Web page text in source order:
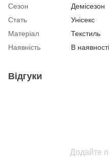
Сезон
Демісезон
Стать
Унісекс
Матеріал
Текстиль
Наявність
В наявності
Відгуки
Додайте